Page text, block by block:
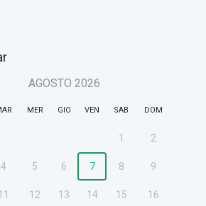
AGOSTO 2026
MER GIO VEN SAB DOM
1 2
4 5 6 7 8 9
12 13 14 15 16